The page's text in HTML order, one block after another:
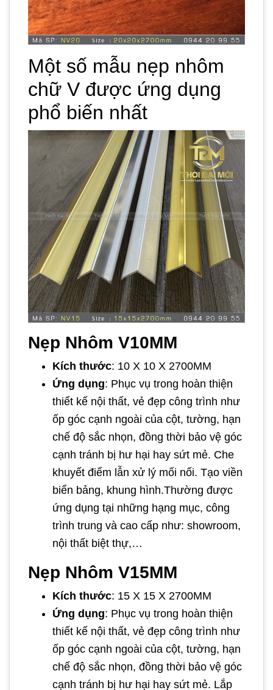
Một số mẫu nẹp nhôm
chữ V được ứng dụng
phổ biến nhất
Nẹp Nhôm V10MM
Kích thước: 10 X 10 X 2700MM
Ứng dụng: Phục vụ trong hoàn thiện
thiết kế nội thất, vẻ đẹp công trình như
ốp góc cạnh ngoài của cột, tường, hạn
chế độ sắc nhọn, đồng thời bảo vệ góc
cạnh tránh bị hư hại hay sứt mẻ. Che
khuyết điểm lẫn xử lý mối nối. Tạo viền
biển bảng, khung hình.Thường được
ứng dụng tại những hạng mục, công
trình trung và cao cấp như: showroom,
nội thất biệt thự,…
Nẹp Nhôm V15MM
Kích thước: 15 X 15 X 2700MM
Ứng dụng: Phục vụ trong hoàn thiện
thiết kế nội thất, vẻ đẹp công trình như
ốp góc cạnh ngoài của cột, tường, hạn
chế độ sắc nhọn, đồng thời bảo vệ góc
cạnh tránh bị hư hại hay sứt mẻ. Lắp